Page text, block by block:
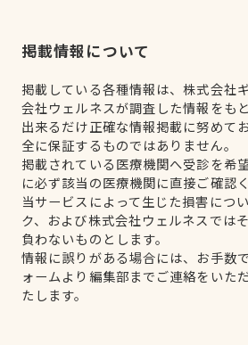
掲載情報について
掲載している各種情報は、株式会社
会社ウェルネスが調査した情報をも
出来るだけ正確な情報掲載に努めて
全に保証するものではありません。
掲載されている医療機関へ受診を希
に必ず該当の医療機関に直接ご確認く
当サービスによって生じた損害につ
ク、および株式会社ウェルネスでは
負わないものとします。
情報に誤りがある場合には、お手数
ォームより編集部までご連絡をいた
たします。